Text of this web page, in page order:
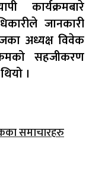
कार्यक्रमबारे
जानकारी
अध्यक्ष विवेक
सहजीकरण
।
समाचारहरु